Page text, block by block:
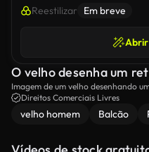
Reestilizar Em breve
Abrir
O velho desenha um
Imagem de um velho desenhando
Direitos Comerciais Livres
velho homem Balcão